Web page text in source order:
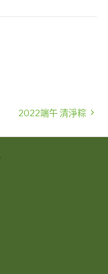
2022端午 清淨粽